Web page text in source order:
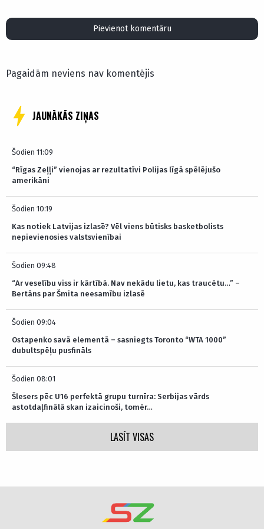
Pievienot komentāru
Pagaidām neviens nav komentējis
JAUNĀKĀS ZIŅAS
Šodien 11:09
“Rīgas Zeļļi” vienojas ar rezultatīvi Polijas līgā spēlējušo
amerikāni
Šodien 10:19
Kas notiek Latvijas izlasē? Vēl viens būtisks basketbolists
nepievienosies valstsvienībai
Šodien 09:48
“Ar veselību viss ir kārtībā. Nav nekādu lietu, kas traucētu…” –
Bertāns par Šmita neesamību izlasē
Šodien 09:04
Ostapenko savā elementā – sasniegts Toronto “WTA 1000”
dubultspēļu pusfināls
Šodien 08:01
Šlesers pēc U16 perfektā grupu turnīra: Serbijas vārds
astotdaļfinālā skan izaicinoši, tomēr…
LASĪT VISAS